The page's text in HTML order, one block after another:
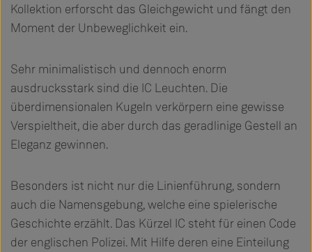
Kollektion erforscht das Gleichgewicht und fängt den
Moment der Unbeweglichkeit ein.
Sehr minimalistisch und dennoch enorm
ausdrucksstark sind die IC Leuchten. Die
überdimensionalen Kugeln verkörpern eine gewisse
Verspieltheit, die aber durch das geradlinige Gestell an
Eleganz gewinnen.
Besonders ist nicht nur die Linienführung, sondern
auch die Namensgebung, welche eine spielerische
Geschichte erzählt. Das Kürzel IC steht für einen Code
der englischen Polizei. Mit Hilfe deren eine Einteilung